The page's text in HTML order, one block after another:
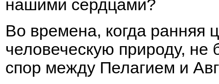
нашими сердцами?
Во времена, когда ранняя
человеческую природу,
спор между Пелагием и